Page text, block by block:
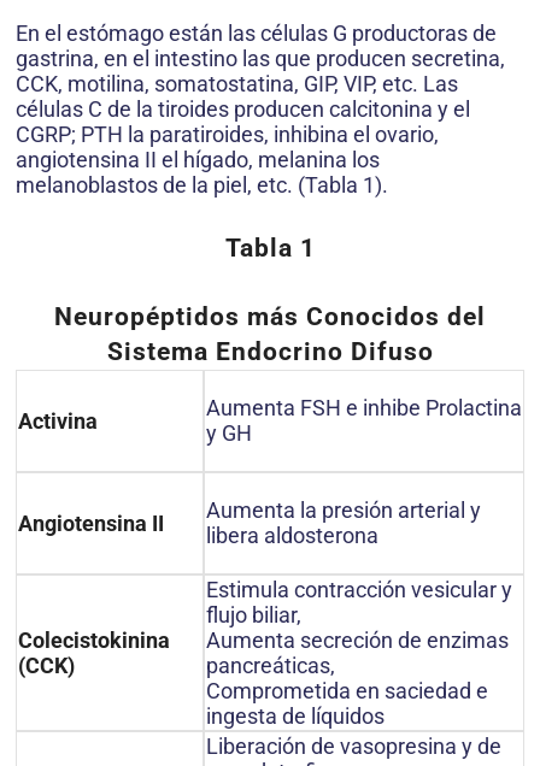
En el estómago están las células G productoras de
gastrina, en el intestino las que producen secretina,
CCK, motilina, somatostatina, GIP, VIP, etc. Las
células C de la tiroides producen calcitonina y el
CGRP; PTH la paratiroides, inhibina el ovario,
angiotensina II el hígado, melanina los
melanoblastos de la piel, etc. (Tabla 1).
Tabla 1
Neuropéptidos más Conocidos del
Sistema Endocrino Difuso
Activina
Aumenta FSH e inhibe Prolactina
y GH
Angiotensina II
Aumenta la presión arterial y
libera aldosterona
Colecistokinina
(CCK)
Estimula contracción vesicular y
flujo biliar,
Aumenta secreción de enzimas
pancreáticas,
Comprometida en saciedad e
ingesta de líquidos
Liberación de vasopresina y de